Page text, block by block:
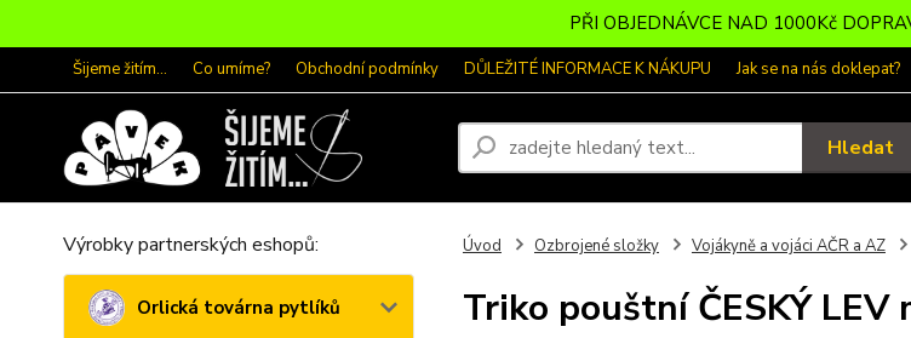
PŘI OBJEDNÁVCE NAD 1000Kč
Šijeme žitím... Co umíme? Obchodní podmínky DŮLEŽITÉ INFORMACE K NÁKUPU Jak se na nás doklepat?
Hledat
Výrobky partnerských eshopů:
Orlická továrna pytlíků
Úvod Ozbrojené složky Vojákyně a vojáci AČR a AZ
Triko pouštní ČESKÝ